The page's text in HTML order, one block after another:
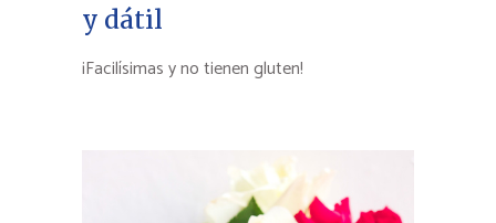
y dátil
¡Facilísimas y no tienen gluten!